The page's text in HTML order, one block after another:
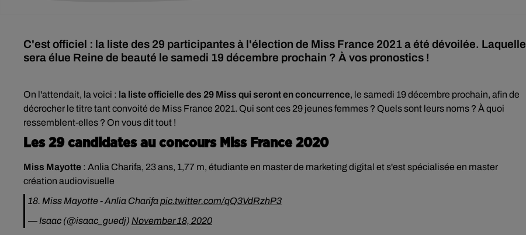
C'est officiel : la liste des 29 participantes à l'élection de Miss France 2021 a été dévoilée. Laquelle
sera élue Reine de beauté le samedi 19 décembre prochain ? À vos pronostics !
On l'attendait, la voici : la liste officielle des 29 Miss qui seront en concurrence, le samedi 19 décembre prochain, afin de
décrocher le titre tant convoité de Miss France 2021. Qui sont ces 29 jeunes femmes ? Quels sont leurs noms ? À quoi
ressemblent-elles ? On vous dit tout !
Les 29 candidates au concours Miss France 2020
Miss Mayotte : Anlia Charifa, 23 ans, 1,77 m, étudiante en master de marketing digital et s'est spécialisée en master
création audiovisuelle
18. Miss Mayotte - Anlia Charifapic.twitter.com/qQ3VdRzhP3
— Isaac (@isaac_guedj) November 18, 2020